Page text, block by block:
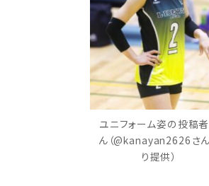
ユニフォーム姿の投稿
ん（@kanayan2626さ
り提供）